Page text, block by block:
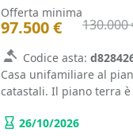
Offerta minima
97.500 € 130.000
Codice asta:
Casa unifamiliare al
catastali. Il piano terra
26/10/2026